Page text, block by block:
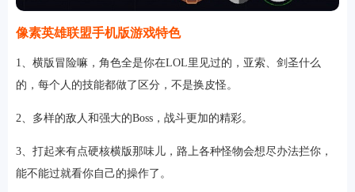
像素英雄联盟手机版游戏特色
1、横版冒险嘛，角色全是你在LOL里见过的，亚索、剑圣什么
的，每个人的技能都做了区分，不是换皮怪。
2、多样的敌人和强大的Boss，战斗更加的精彩。
3、打起来有点硬核横版那味儿，路上各种怪物会想尽办法拦你，
能不能过就看你自己的操作了。